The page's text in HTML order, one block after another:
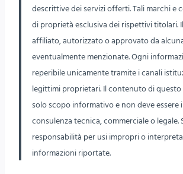
descrittive dei servizi offerti. Tali marchi e
di proprietà esclusiva dei rispettivi titolari.
affiliato, autorizzato o approvato da
eventualmente menzionate. Ogni
reperibile unicamente tramite i canali
legittimi proprietari. Il contenuto di
solo scopo informativo e non deve
consulenza tecnica, commerciale o legale.
responsabilità per usi impropri o
informazioni riportate.